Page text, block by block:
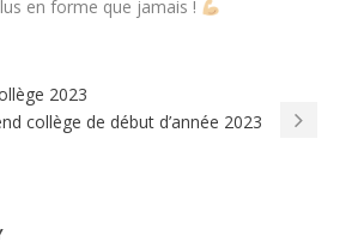
en forme que jamais !
2023
collège de début d’année 2023